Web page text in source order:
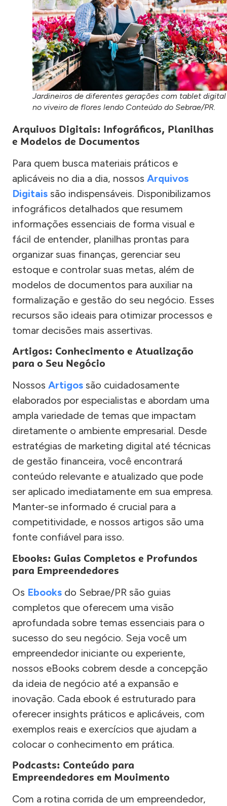
Jardineiros de diferentes gerações com tablet digital
no viveiro de flores lendo Conteúdo do Sebrae/PR.
Arquivos Digitais: Infográficos, Planilhas
e Modelos de Documentos
Para quem busca materiais práticos e
aplicáveis no dia a dia, nossos Arquivos
Digitais são indispensáveis. Disponibilizamos
infográficos detalhados que resumem
informações essenciais de forma visual e
fácil de entender, planilhas prontas para
organizar suas finanças, gerenciar seu
estoque e controlar suas metas, além de
modelos de documentos para auxiliar na
formalização e gestão do seu negócio. Esses
recursos são ideais para otimizar processos e
tomar decisões mais assertivas.
Artigos: Conhecimento e Atualização
para o Seu Negócio
Nossos Artigos são cuidadosamente
elaborados por especialistas e abordam uma
ampla variedade de temas que impactam
diretamente o ambiente empresarial. Desde
estratégias de marketing digital até técnicas
de gestão financeira, você encontrará
conteúdo relevante e atualizado que pode
ser aplicado imediatamente em sua empresa.
Manter-se informado é crucial para a
competitividade, e nossos artigos são uma
fonte confiável para isso.
Ebooks: Guias Completos e Profundos
para Empreendedores
Os Ebooks do Sebrae/PR são guias
completos que oferecem uma visão
aprofundada sobre temas essenciais para o
sucesso do seu negócio. Seja você um
empreendedor iniciante ou experiente,
nossos eBooks cobrem desde a concepção
da ideia de negócio até a expansão e
inovação. Cada ebook é estruturado para
oferecer insights práticos e aplicáveis, com
exemplos reais e exercícios que ajudam a
colocar o conhecimento em prática.
Podcasts: Conteúdo para
Empreendedores em Movimento
Com a rotina corrida de um empreendedor,